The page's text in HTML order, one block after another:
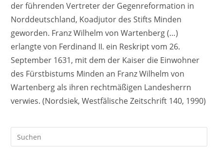
der führenden Vertreter der Gegenreformation in
Norddeutschland, Koadjutor des Stifts Minden
geworden. Franz Wilhelm von Wartenberg (…)
erlangte von Ferdinand II. ein Reskript vom 26.
September 1631, mit dem der Kaiser die Einwohner
des Fürstbistums Minden an Franz Wilhelm von
Wartenberg als ihren rechtmäßigen Landesherrn
verwies. (Nordsiek, Westfälische Zeitschrift 140, 1990)